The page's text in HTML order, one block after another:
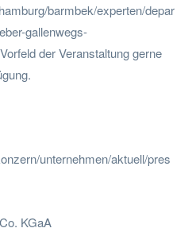
barmbek/experten/depar
gallenwegs-
der Veranstaltung gerne
unternehmen/aktuell/pres
KGaA